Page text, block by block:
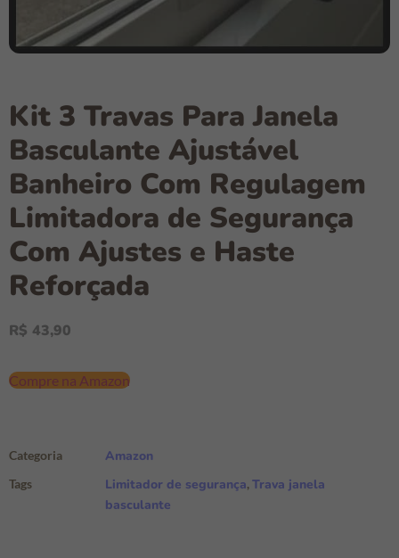
Kit 3 Travas Para Janela
Basculante Ajustável
Banheiro Com Regulagem
Limitadora de Segurança
Com Ajustes e Haste
Reforçada
R$ 43,90
Compre na Amazon
Categoria Amazon
Tags Limitador de segurança,Trava janela
basculante